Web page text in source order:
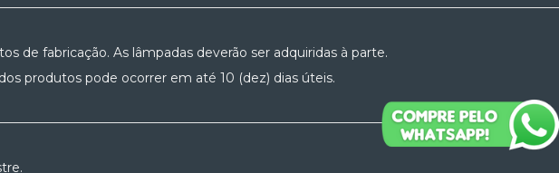
de fabricação. As lâmpadas deverão ser adquiridas à parte.
produtos pode ocorrer em até 10 (dez) dias úteis.